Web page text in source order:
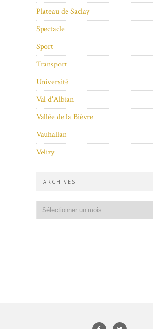
Plateau de Saclay
Spectacle
Sport
Transport
Université
Val d'Albian
Vallée de la Bièvre
Vauhallan
Velizy
ARCHIVES